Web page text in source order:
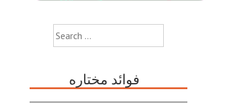
Search
for:
فوائد مختاره